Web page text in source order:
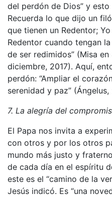
del perdón de Dios” y
Recuerda lo que dijo un
que tienen un Redentor;
Redentor cuando tengan
de ser redimidos” (Misa
diciembre, 2017). Aquí,
perdón: “Ampliar el
serenidad y paz”
7. La alegría del
El Papa nos invita a
con otros y por los otros
mundo más justo y
de cada día en el espíritu
este es el “camino de la
Jesús indicó. Es “una